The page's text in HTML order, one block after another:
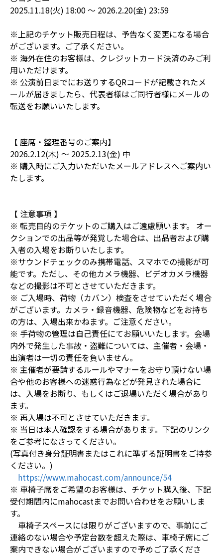
2025.11.18(火) 18:00 ～ 2026.2.20(金) 23:59
※上記のチケット販売日程は、予告なく変更になる場合
がございます。ご了承ください。
※ 海外在住のお客様は、クレジットカード決済のみご利
用いただけます。
※ 公演前日までにお送りするQRコードが記載されたメ
ールが届きましたら、代表者様はご同行者様にメールの
転送をお願いいたします。
【 座席・整理番号のご案内】
2026.2.12(木) ～ 2025.2.13(金) 中
※ 購入時にご入力いただいたメールアドレスへご案内い
たします。
【 注意事項 】
※ 転売目的のチケットのご購入はご遠慮願います。 オー
クションでの出品等が発覚した場合は、出品者および購
入者の入場をお断りいたします。
※サウンドチェックのみ携帯電話、スマホでの撮影が可
能です。ただし、その他カメラ機器、ビデオカメラ機器
などの撮影は不可とさせていただきます。
※ ご入場時、荷物（カバン）検査をさせていただく場合
がございます。カメラ・録音機器、危険物などをお持ち
の方は、入場出来かねます。ご注意ください。
※ 手荷物の管理は自己責任にてお願いいたします。会場
内外で発生した事故・盗難については、主催者・会場・
出演者は一切の責任を負いません。
※ 主催者が要請するルールやマナーをお守り頂けない場
合や他のお客様への迷惑行為などが発見された場合に
は、入場をお断り、もしくはご退場いただく場合があり
ます。
※ 再入場は不可とさせていただきます。
※ 当日は本人確認をする場合があります。下記のリンク
をご参考になさってください。
(写真付き身分証明書またはこれに準ずる証明書をご持参
ください。)
https://www.mahocast.com/announce/54
※ 車椅子席をご希望のお客様は、チケット購入後、下記
受付期間内にmahocastまでお問い合わせをお願いしま
す。
車椅子スペースには限りがございますので、事前にご
連絡のない場合や予定台数を超えた際は、車椅子席にご
案内できない場合がございますので予めご了承くださ